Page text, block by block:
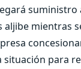
suministro
aljibe mientras
situación para